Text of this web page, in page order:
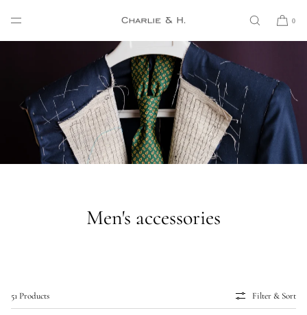
CONTENT
0
Men's accessories
51 Products Filter & Sort